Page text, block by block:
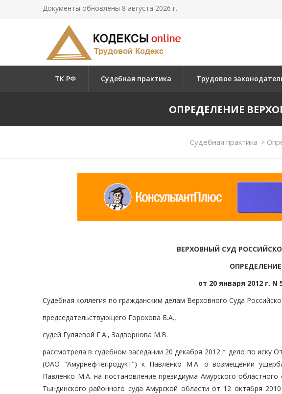
Документы обновлены 8 августа 2026 г.
ТК РФ Судебная практика Трудовое
ОПРЕДЕЛЕНИЕ
Судебная практика >
ВЕРХОВНЫЙ СУД
ОПРЕДЕЛЕНИЕ
от 20 января 2012 г. N
Судебная коллегия по гражданским делам Верховного Суда
председательствующего Горохова Б.А.,
судей Гуляевой Г.А., Задворнова М.В.
рассмотрела в судебном заседании 20 декабря 2012 г. дело по иску
(ОАО "Амурнефтепродукт") к Павленко М.А. о возмещении
Павленко М.А. на постановление президиума Амурского
Тындинского районного суда Амурской области от 12 октября